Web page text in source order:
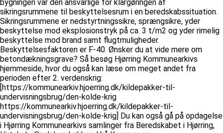
bygningen var den ansvarlige for klargøringen af
sikringsrummene til beskyttelsesrum i en beredskabssituation.
Sikringsrummene er nedstyrtningssikre, sprængsikre, yder
beskyttelse mod eksplosionstryk på ca. 3 t/m2 og yder rimelig
beskyttelse mod brand samt flugtmuligheder.
Beskyttelsesfaktoren er F-40. Ønsker du at vide mere om
betondækningsgrave? Så besøg Hjørring Kommunearkivs
hjemmeside, hvor du også kan læse om meget andet fra
perioden efter 2. verdenskrig:
[https://kommunearkiv.hjoerring.dk/kildepakker-til-
undervisningsbrug/den-kolde-krig
https://kommunearkiv.hjoerring.dk/kildepakker-til-
undervisningsbrug/den-kolde-krig] Du kan også gå på opdagelse
i Hjørring Kommunearkivs samlinger fra Beredskabet i Hjørring,